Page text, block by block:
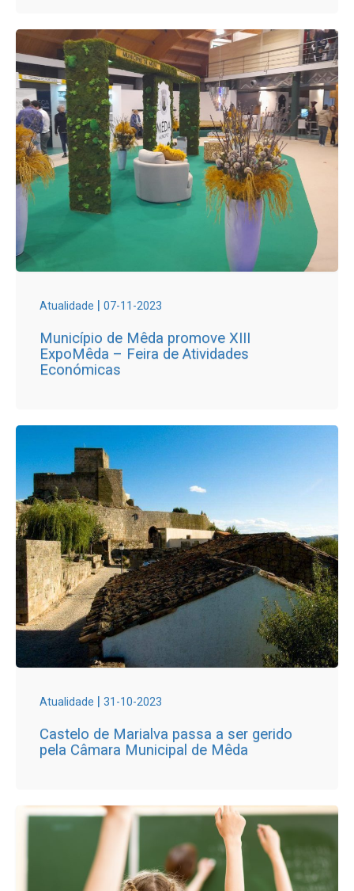
Atualidade | 07-11-2023
Município de Mêda promove XIII
ExpoMêda – Feira de Atividades
Económicas
Atualidade | 31-10-2023
Castelo de Marialva passa a ser gerido
pela Câmara Municipal de Mêda